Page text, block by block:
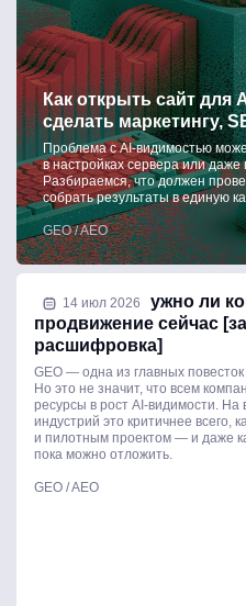
Как открыть сайт для
сделать маркетингу,
Проблема с AI-видимостью
в настройках сервера или даже
Разбираемся, что должен
собрать результаты в единую
GEO / AEO
14 июл 2026
Как понять, нужно ли
продвижение сейчас
расшифровка]
GEO — одна из главных
Но это не значит, что всем
ресурсы в рост AI-видимости. На
индустрий это критичнее всего,
и пилотным проектом — и даже
пока можно отложить.
GEO / AEO